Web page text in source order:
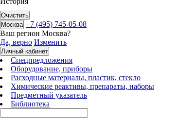
Очистить
Москва +7 (495) 745-05-08
Ваш регион Москва?
Да, верно Изменить
Личный кабинет
Спецпредложения
Оборудование, приборы
Расходные материалы, пластик, стекло
Химические реактивы, препараты, наборы
Предметный указатель
Библиотека